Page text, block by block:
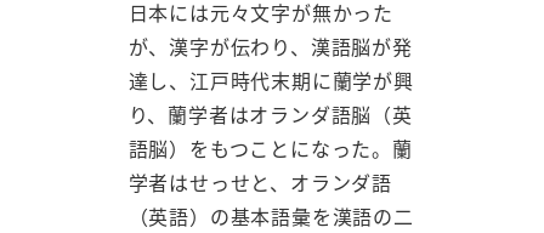
日本には元々文字が無かった
が、漢字が伝わり、漢語脳が発
達し、江戸時代末期に蘭学が興
り、蘭学者はオランダ語脳（英
語脳）をもつことになった。蘭
学者はせっせと、オランダ語
（英語）の基本語彙を漢語の二